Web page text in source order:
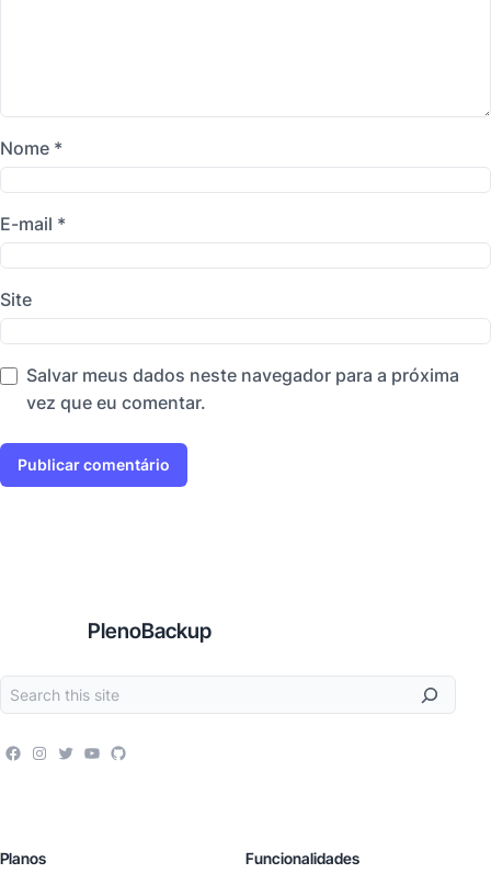
Nome *
E-mail *
Site
Salvar meus dados neste navegador para a próxima
vez que eu comentar.
PlenoBackup
Planos Funcionalidades